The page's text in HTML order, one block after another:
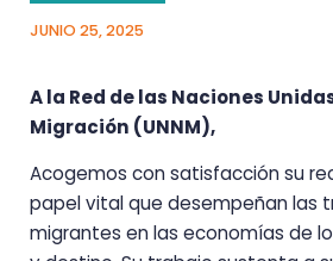
JUNIO 25, 2025
A la Red de las Naciones
Migración (UNNM),
Acogemos con satisfacción su
papel vital que desempeñan las
migrantes en las economías de